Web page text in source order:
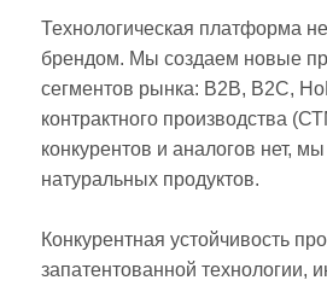
Технологическая платформа
брендом. Мы создаем новые
сегментов рынка: B2B, B2C,
контрактного производства
конкурентов и аналогов нет,
натуральных продуктов.
Конкурентная устойчивость
запатентованной технологии,